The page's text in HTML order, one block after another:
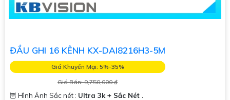
ĐẦU GHI 16 KÊNH KX-DAI8216H3-5M
Giá Khuyến Mại: 5%-35%
Giá Bán: 9,750,000 ₫
🦉 Hình Ảnh Sắc nét : Ultra 3k + Sắc Nét .